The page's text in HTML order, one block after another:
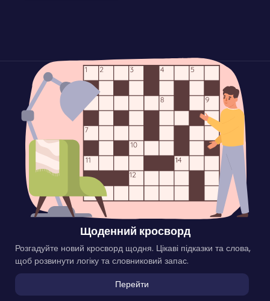
Щоденний кросворд
Розгадуйте новий кросворд щодня. Цікаві підказки та слова,
щоб розвинути логіку та словниковий запас.
Перейти